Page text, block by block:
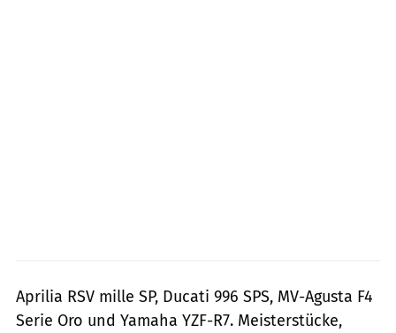
Aprilia RSV mille SP, Ducati 996 SPS, MV-Agusta F4
Serie Oro und Yamaha YZF-R7. Meisterstücke,